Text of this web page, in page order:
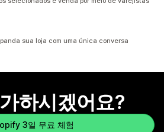
sua loja com uma única conversa
하시겠어요?
3일 무료 체험